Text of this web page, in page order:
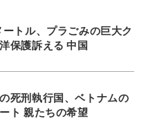
トル、プラごみの巨大ク
保護訴える 中国
死刑執行国、ベトナムの
ト 親たちの希望